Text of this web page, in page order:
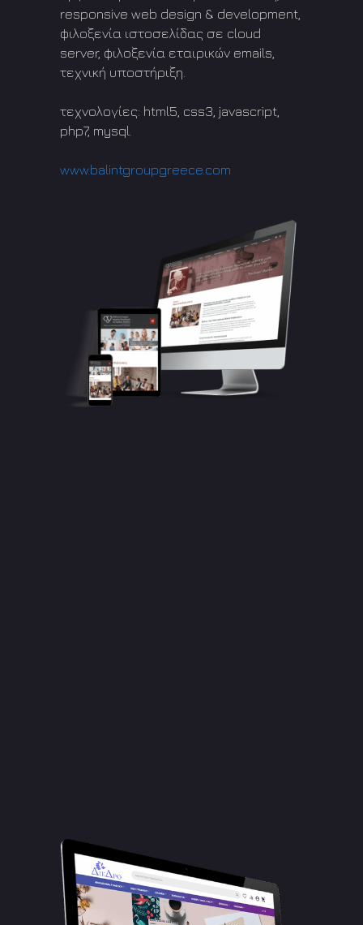
responsive web design & development,
φιλοξενία ιστοσελίδας σε cloud
server, φιλοξενία εταιρικών emails,
τεχνική υποστήριξη.
τεχνολογίες: html5, css3, javascript,
php7, mysql.
www.balintgroupgreece.com